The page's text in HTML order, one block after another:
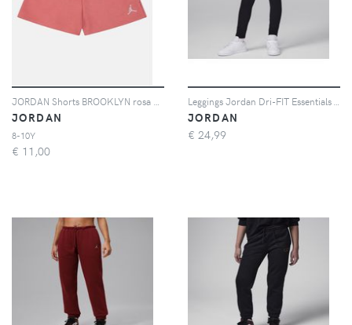
JORDAN
8-10Y
€ 11,00
JORDAN
€ 24,99